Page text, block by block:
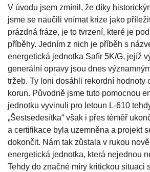
V úvodu jsem zmínil, že díky
jsme se naučili vnímat krize jako
prázdná fráze, je to tvrzení, které je
příběhy. Jedním z nich je příběh s
energetická jednotka Safír 5K/G, jejíž
generální opravy jsou dnes
tržeb. Ty loni dosáhli rekordní hodnoty
korun. Původně jsme tuto pomocnou
jednotku vyvinuli pro letoun L-610
„Šestsedesítka“ však i přes téměř
a certifikace byla uzemněna a projekt
dokončit. Nám tak zůstala v rukou
energetická jednotka, která nejednou
Tehdy do značné míry kritickou situaci